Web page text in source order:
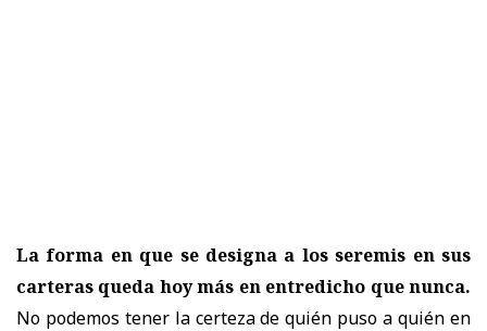
La forma en que se designa a los seremis en sus
carteras queda hoy más en entredicho que nunca.
No podemos tener la certeza de quién puso a quién en